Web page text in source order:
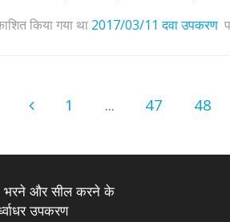
किया गया था 2017/03/11 दवा उपकरण
1 ... 47 48
भरने और सील करने के
उपकरण